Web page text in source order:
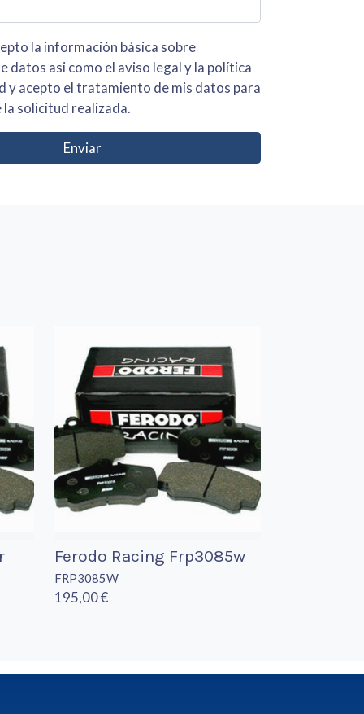
sobre
legal y la política
solicitud realizada.
Enviar
Ferodo Racing Frp3085w
FRP3085W
195,00 €